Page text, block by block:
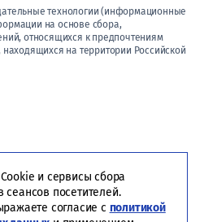
технологии (информационные
на основе сбора,
относящихся к предпочтениям
на территории Российской
и сервисы сбора
сеансов посетителей.
согласие с политикой